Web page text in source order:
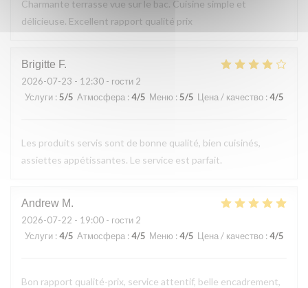
Charmante terrasse vue sur le bac. Cuisine simple et
délicieuse. Excellent rapport qualité prix
Brigitte F
2026-07-23 - 12:30 - гости 2
Услуги : 5/5 Атмосфера : 4/5 Меню : 5/5 Цена / качество : 4/5
Les produits servis sont de bonne qualité, bien cuisinés,
assiettes appétissantes. Le service est parfait.
Andrew M
2026-07-22 - 19:00 - гости 2
Услуги : 4/5 Атмосфера : 4/5 Меню : 4/5 Цена / качество : 4/5
Bon rapport qualité-prix, service attentif, belle encadrement,